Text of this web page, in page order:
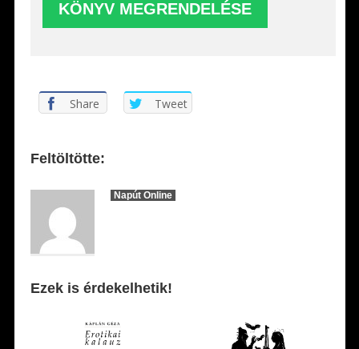
Share Tweet
Feltöltötte:
Napút Online
Ezek is érdekelhetik!